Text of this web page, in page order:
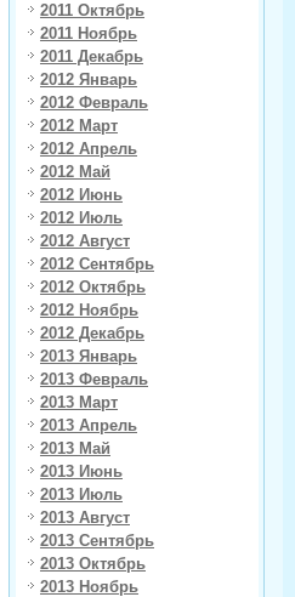
2011 Октябрь
2011 Ноябрь
2011 Декабрь
2012 Январь
2012 Февраль
2012 Март
2012 Апрель
2012 Май
2012 Июнь
2012 Июль
2012 Август
2012 Сентябрь
2012 Октябрь
2012 Ноябрь
2012 Декабрь
2013 Январь
2013 Февраль
2013 Март
2013 Апрель
2013 Май
2013 Июнь
2013 Июль
2013 Август
2013 Сентябрь
2013 Октябрь
2013 Ноябрь